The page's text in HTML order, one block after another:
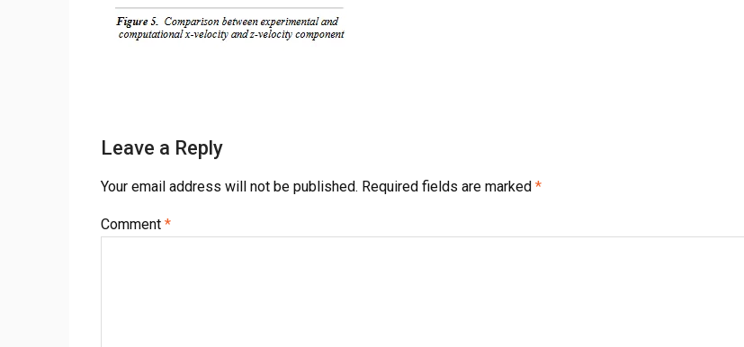
Leave a Reply
Your email address will not be published. Required fields are marked *
Comment *